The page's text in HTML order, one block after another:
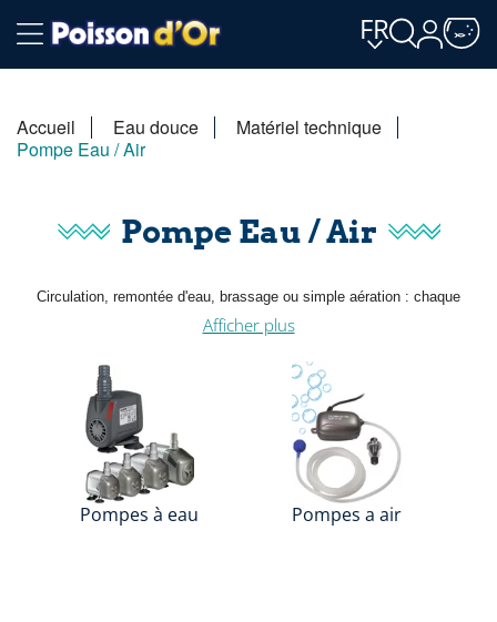
FR
Accueil Eau douce
Matériel technique
Pompe Eau / Air
Pompe Eau / Air
Circulation, remontée d'eau, brassage ou simple aération : chaque
usage appelle un modèle précis. Cette gamme de pompe aquarium
des courbes débit-hauteur permettant de vérifier le rendement réel de
votre installation.
Afficher plus
Pompes à eau Pompes a air